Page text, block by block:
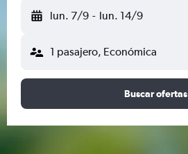
lun. 7/9 - lun. 14/9
1 pasajero, Económica
Buscar ofertas